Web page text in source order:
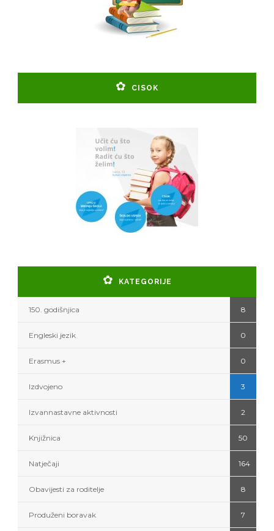
CISOK
KATEGORIJE
150. godišnjica 8
Engleski jezik 0
Erasmus + 0
Izdvojeno 3
Izvannastavne aktivnosti 2
Knjižnica 50
Natječaji 164
Obavijesti za roditelje 8
Produženi boravak 7